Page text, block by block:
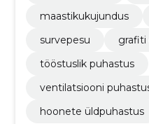
maastikukujundus
survepesu
grafiti
tööstuslik puhastus
ventilatsiooni
hoonete üldpuhastus